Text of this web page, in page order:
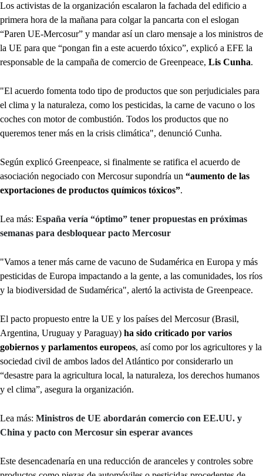
Los activistas de la organización escalaron la fachada del edificio a
primera hora de la mañana para colgar la pancarta con el eslogan
“Paren UE-Mercosur” y mandar así un claro mensaje a los ministros de
la UE para que “pongan fin a este acuerdo tóxico”, explicó a EFE la
responsable de la campaña de comercio de Greenpeace, Lis Cunha.
"El acuerdo fomenta todo tipo de productos que son perjudiciales para
el clima y la naturaleza, como los pesticidas, la carne de vacuno o los
coches con motor de combustión. Todos los productos que no
queremos tener más en la crisis climática", denunció Cunha.
Según explicó Greenpeace, si finalmente se ratifica el acuerdo de
asociación negociado con Mercosur supondría un “aumento de las
exportaciones de productos químicos tóxicos”.
Lea más: España vería “óptimo” tener propuestas en próximas
semanas para desbloquear pacto Mercosur
"Vamos a tener más carne de vacuno de Sudamérica en Europa y más
pesticidas de Europa impactando a la gente, a las comunidades, los ríos
y la biodiversidad de Sudamérica", alertó la activista de Greenpeace.
El pacto propuesto entre la UE y los países del Mercosur (Brasil,
Argentina, Uruguay y Paraguay) ha sido criticado por varios
gobiernos y parlamentos europeos, así como por los agricultores y la
sociedad civil de ambos lados del Atlántico por considerarlo un
“desastre para la agricultura local, la naturaleza, los derechos humanos
y el clima”, asegura la organización.
Lea más: Ministros de UE abordarán comercio con EE.UU. y
China y pacto con Mercosur sin esperar avances
Este desencadenaría en una reducción de aranceles y controles sobre